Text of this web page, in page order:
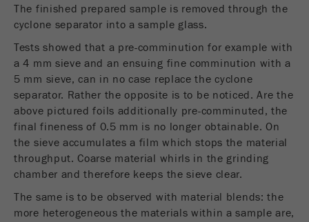
Nome _ym_d
Fornecedor Yandex
Objectivo
Contêm a data da 1ª visita a este
website.
cookie
1 ano
Fornecedor Yandex
The finished prepared sample is removed through the
cyclone separator into a sample glass.
Tests showed that a pre-comminution for example with
a 4 mm sieve and an ensuing fine comminution with a
5 mm sieve, can in no case replace the cyclone
separator. Rather the opposite is to be noticed. Are the
above pictured foils additionally pre-comminuted, the
final fineness of 0.5 mm is no longer obtainable. On
the sieve accumulates a film which stops the material
throughput. Coarse material whirls in the grinding
chamber and therefore keeps the sieve clear.
The same is to be observed with material blends: the
more heterogeneous the materials within a sample are,